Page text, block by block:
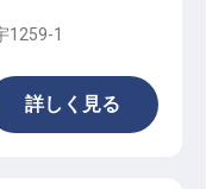
1259-1
詳しく見る